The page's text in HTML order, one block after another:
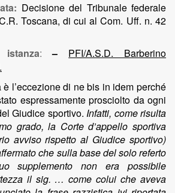
Decisione del Tribunale federale
Toscana, di cui al Com. Uff. n. 42
:– PFI/A.S.D. Barberino
è l’eccezione di ne bis in idem perché
espressamente prosciolto da ogni
Giudice sportivo. Infatti, come risulta
grado, la Corte d’appello sportiva
avviso rispetto al Giudice sportivo)
che sulla base del solo referto
supplemento non era possibile
il sig. … come colui che aveva